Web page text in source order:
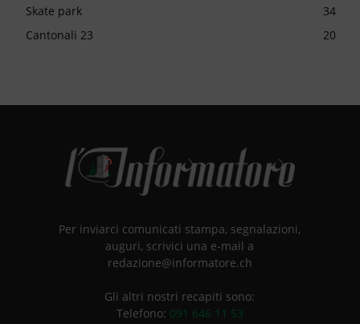
Skate park
34
Cantonali 23
20
Per inviarci comunicati stampa, segnalazioni,
auguri, scrivici una e-mail a
redazione@informatore.ch
Gli altri nostri recapiti sono:
Telefono: 091 646 11 53